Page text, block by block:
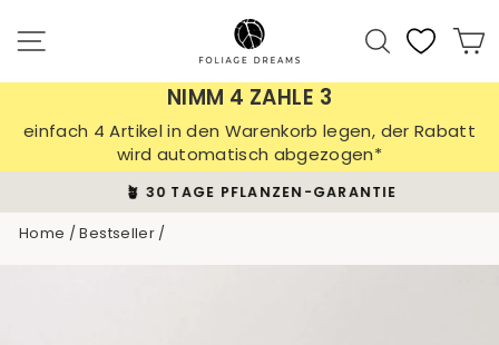
content
Search
NIMM 4 ZAHLE 3
einfach 4 Artikel in den Warenkorb legen, der Rabatt
wird automatisch abgezogen*
Pause
🪴 30 TAGE PFLANZEN-GARANTIE
Home / Bestseller /